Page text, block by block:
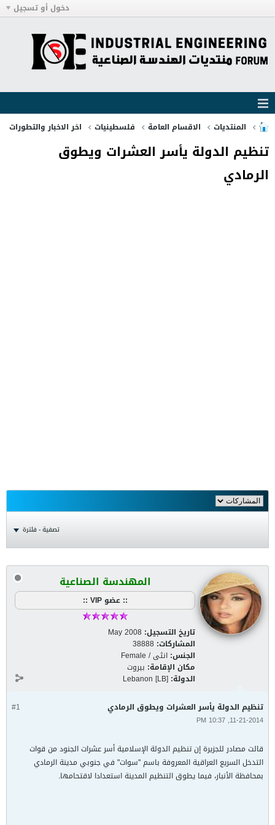
دخول أو تسجيل
المنتديات الاقسام العامة فلسطينيات اخر الاخبار والتطورات
تنظيم الدولة يأسر العشرات ويطوق
الرمادي
تصفية - فلترة
المهندسة الصناعية
:: عضو VIP ::
تاريخ التسجيل: May 2008
المشاركات: 38888
الجنس: انثى / Female
مكان الإقامة: بيروت
الدولة: Lebanon [LB]
#1 تنظيم الدولة يأسر العشرات ويطوق الرمادي
11-21-2014, 10:37 PM
قالت مصادر للجزيرة إن تنظيم الدولة الإسلامية أسر عشرات الجنود من قوات
التدخل السريع العراقية المعروفة باسم "سوات" في جنوبي مدينة الرمادي
بمحافظة الأنبار، فيما يطوق التنظيم المدينة استعدادا لاقتحامها.